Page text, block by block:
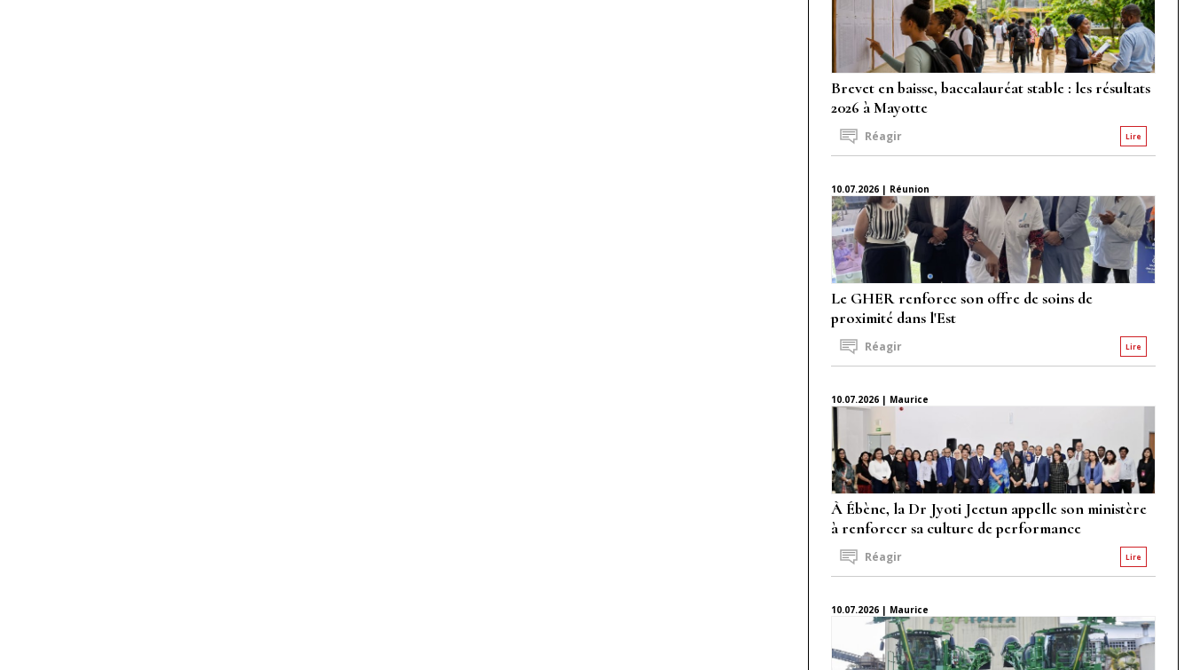
Brevet en baisse, baccalauréat stable : les résultats
2026 à Mayotte
Lire
Réagir
10.07.2026 | Réunion
Le GHER renforce son offre de soins de
proximité dans l'Est
Lire
Réagir
10.07.2026 | Maurice
À Ébène, la Dr Jyoti Jeetun appelle son ministère
à renforcer sa culture de performance
Lire
Réagir
10.07.2026 | Maurice